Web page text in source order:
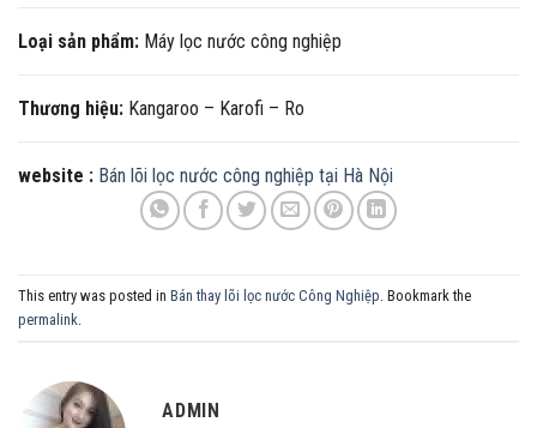
Loại sản phẩm: Máy lọc nước công nghiệp
Thương hiệu: Kangaroo – Karofi – Ro
website : Bán lõi lọc nước công nghiệp tại Hà Nội
This entry was posted in Bán thay lõi lọc nước Công Nghiệp . Bookmark the
permalink
ADMIN